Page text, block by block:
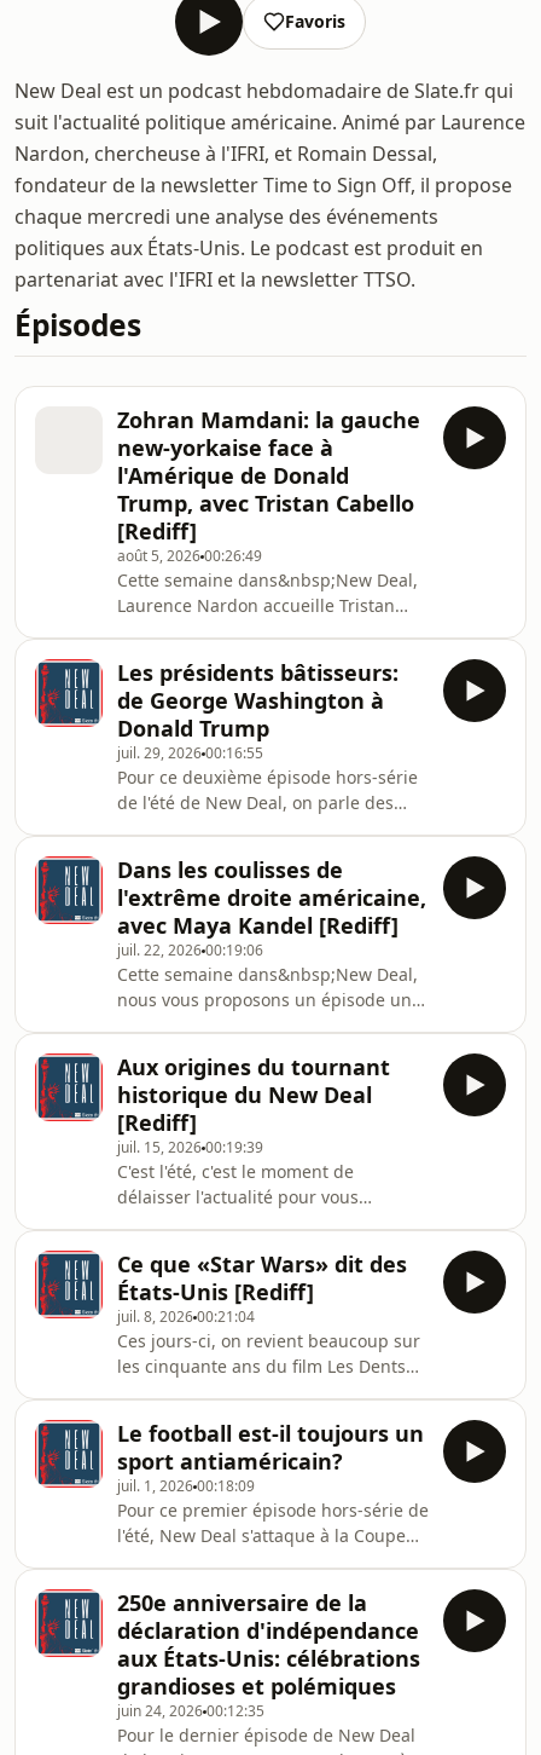
Favoris
New Deal est un podcast hebdomadaire de Slate.fr qui
suit l'actualité politique américaine. Animé par Laurence
Nardon, chercheuse à l'IFRI, et Romain Dessal,
fondateur de la newsletter Time to Sign Off, il propose
chaque mercredi une analyse des événements
politiques aux États-Unis. Le podcast est produit en
partenariat avec l'IFRI et la newsletter TTSO.
Épisodes
Zohran Mamdani: la gauche
new-yorkaise face à
l'Amérique de Donald
Trump, avec Tristan Cabello
[Rediff]
août 5, 202600:26:49
Cette semaine dans&nbsp;New Deal,
Laurence Nardon accueille Tristan
York&nbsp;– Un laboratoire pour la
gauche, paru le 11 février 2026 aux
Éditions Textuel. Spécialiste des États-
Unis, il enseigne l'histoire américaine
et la théorie critique à l'université
Johns-Hopkins (Baltimore,
Maryland).Figure montante de la
gauche états-unienne, Zoh
Les présidents bâtisseurs:
de George Washington à
Donald Trump
juil. 29, 202600:16:55
Pour ce deuxième épisode hors-série
de l'été de New Deal, on parle des
présidents français ont aimé laisser
une empreinte de leur passage en
lançant de grands projets
architecturaux à Paris. Existe-t-il une
tradition comparable aux États-Unis
et dont Donald Trump serait
aujourd'hui le dernier avatar?Dans un
précédent épisode du podcast
Dans les coulisses de
l'extrême droite américaine,
avec Maya Kandel [Rediff]
juil. 22, 202600:19:06
Cette semaine dans&nbsp;New Deal,
nous vous proposons un épisode un
trumpisme. Cette chercheuse
indépendante et consultante associée
à l'université Sorbonne-Nouvelle a
écrit&nbsp;Une première histoire du
trumpisme&nbsp;(Gallimard, mai
2025), un ouvrage qui donne des clés
de compréhension sur le mouvement
politique en place à la Mai
Aux origines du tournant
historique du New Deal
[Rediff]
juil. 15, 202600:19:39
C'est l'été, c'est le moment de
délaisser l'actualité pour vous
cette grande politique qui a donné
son nom à notre podcast. Une grande
politique très sociale, adoptée par le
président Franklin Delano Roosevelt
pour répondre à la crise de 1929.Dans
ce nouvel épisode hors-série, nous
allons revenir sur la mise en place, le
Ce que «Star Wars» dit des
États-Unis [Rediff]
juil. 8, 202600:21:04
Ces jours-ci, on revient beaucoup sur
les cinquante ans du film Les Dents
partons plus loin, beaucoup plus loin:
nous partons dans l'espace! Pour ce
premier hors-série de l'été 2025, nous
allons parler des films Star Wars, qui
représentent l'une des réalisations les
plus retentissantes de la culture
populaire américaine. Dès 19
Le football est-il toujours un
sport antiaméricain?
juil. 1, 202600:18:09
Pour ce premier épisode hors-série de
l'été, New Deal s'attaque à la Coupe
américains et sur nos écrans de
télévision. C'est une édition
gigantesque cette année, avec
quarante-huit équipes et un total de
104 matchs disputés sur trois pays, le
Canada, les États-Unis et le
250e anniversaire de la
déclaration d'indépendance
aux États-Unis: célébrations
grandioses et polémiques
juin 24, 202600:12:35
Pour le dernier épisode de New Deal